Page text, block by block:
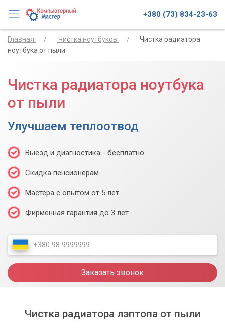
+380 (73) 834-23-63
Главная Чистка ноутбуков
Чистка радиатора
ноутбука от пыли
Чистка радиатора ноутбука
от пыли
Улучшаем теплоотвод
Выезд и диагностика - бесплатно
Скидка пенсионерам
Мастера с опытом от 5 лет
Фирменная гарантия до 3 лет
Заказать звонок
Чистка радиатора лэптопа от пыли